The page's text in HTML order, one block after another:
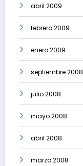
abril 2009
febrero 2009
enero 2009
septiembre 2008
julio 2008
mayo 2008
abril 2008
marzo 2008